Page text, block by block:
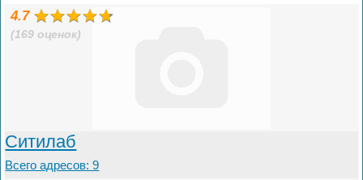
4.7
(169 оценок)
Ситилаб
Всего адресов: 9